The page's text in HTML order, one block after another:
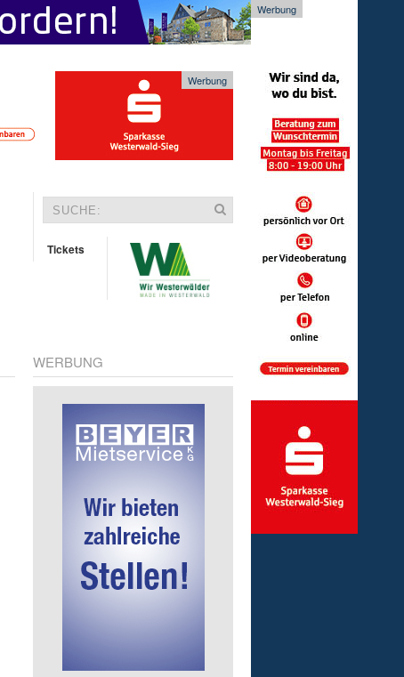
Werbung
Werbung
Tickets
WERBUNG